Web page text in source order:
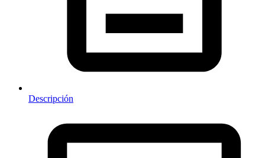
Descripción